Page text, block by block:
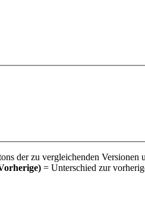
der zu vergleichenden
= Unterschied zur